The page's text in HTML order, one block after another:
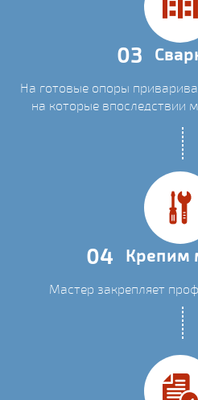
03
На готовые опоры
на которые впоследствии
04 Крепим
Мастер закрепляет